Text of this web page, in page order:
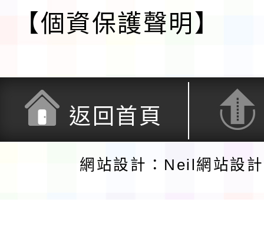
【個資保護聲明】
返回首頁
網站設計：Neil網站設